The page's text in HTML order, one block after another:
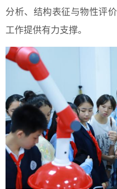
分析、结构表征与物性评
工作提供有力支撑。